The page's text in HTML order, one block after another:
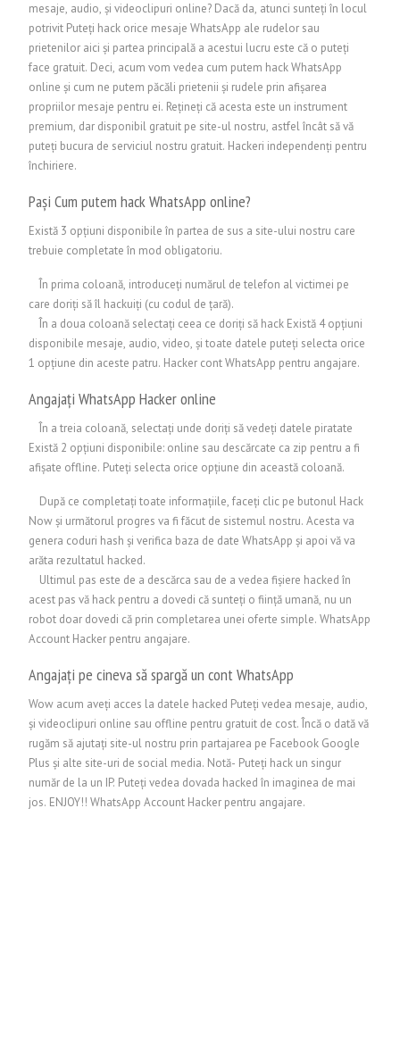
mesaje, audio, și videoclipuri online? Dacă da, atunci sunteți în locul
potrivit Puteți hack orice mesaje WhatsApp ale rudelor sau
prietenilor aici și partea principală a acestui lucru este că o puteți
face gratuit. Deci, acum vom vedea cum putem hack WhatsApp
online și cum ne putem păcăli prietenii și rudele prin afișarea
propriilor mesaje pentru ei. Rețineți că acesta este un instrument
premium, dar disponibil gratuit pe site-ul nostru, astfel încât să vă
puteți bucura de serviciul nostru gratuit. Hackeri independenți pentru
închiriere.
Pași Cum putem hack WhatsApp online?
Există 3 opțiuni disponibile în partea de sus a site-ului nostru care
trebuie completate în mod obligatoriu.
În prima coloană, introduceți numărul de telefon al victimei pe
care doriți să îl hackuiți (cu codul de țară).
În a doua coloană selectați ceea ce doriți să hack Există 4 opțiuni
disponibile mesaje, audio, video, și toate datele puteți selecta orice
1 opțiune din aceste patru. Hacker cont WhatsApp pentru angajare.
Angajați WhatsApp Hacker online
În a treia coloană, selectați unde doriți să vedeți datele piratate
Există 2 opțiuni disponibile: online sau descărcate ca zip pentru a fi
afișate offline. Puteți selecta orice opțiune din această coloană.
După ce completați toate informațiile, faceți clic pe butonul Hack
Now și următorul progres va fi făcut de sistemul nostru. Acesta va
genera coduri hash și verifica baza de date WhatsApp și apoi vă va
arăta rezultatul hacked.
Ultimul pas este de a descărca sau de a vedea fișiere hacked în
acest pas vă hack pentru a dovedi că sunteți o ființă umană, nu un
robot doar dovedi că prin completarea unei oferte simple. WhatsApp
Account Hacker pentru angajare.
Angajați pe cineva să spargă un cont WhatsApp
Wow acum aveți acces la datele hacked Puteți vedea mesaje, audio,
și videoclipuri online sau offline pentru gratuit de cost. Încă o dată vă
rugăm să ajutați site-ul nostru prin partajarea pe Facebook Google
Plus și alte site-uri de social media. Notă- Puteți hack un singur
număr de la un IP. Puteți vedea dovada hacked în imaginea de mai
jos. ENJOY!! WhatsApp Account Hacker pentru angajare.